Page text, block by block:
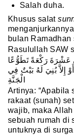
Salah duha.
Khusus salat
bulan Ramadhan
Rasulullah SAW
عَشْرَةَ رَكْعَةً تَطَوُّعًا
إِلاَّ بُنِيَ لَهُ بَيْتٌ فِي
Artinya: “Apabila
rakaat (sunah)
wajib, maka
sebuah rumah di
untuknya di